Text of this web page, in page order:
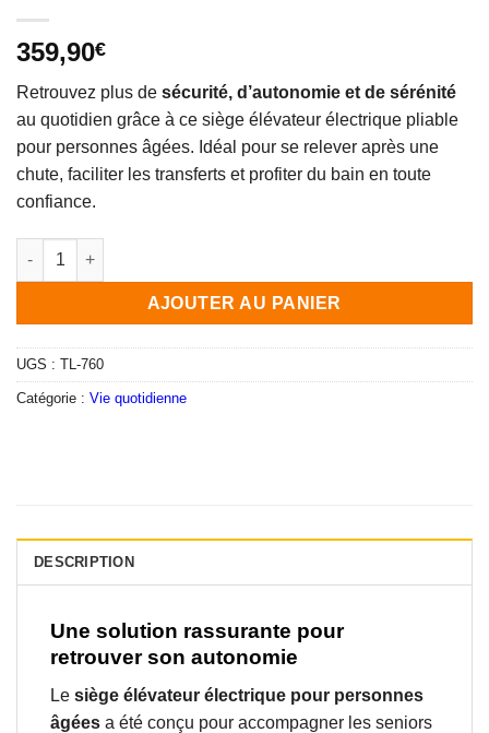
359,90€
Retrouvez plus de sécurité, d’autonomie et de sérénité
au quotidien grâce à ce siège élévateur électrique pliable
pour personnes âgées. Idéal pour se relever après une
chute, faciliter les transferts et profiter du bain en toute
confiance.
quantité de Siège élévateur électrique pour seniors –
AJOUTER AU PANIER
UGS : TL-760
Catégorie : Vie quotidienne
DESCRIPTION
Une solution rassurante pour
retrouver son autonomie
Le siège élévateur électrique pour personnes
âgées a été conçu pour accompagner les seniors